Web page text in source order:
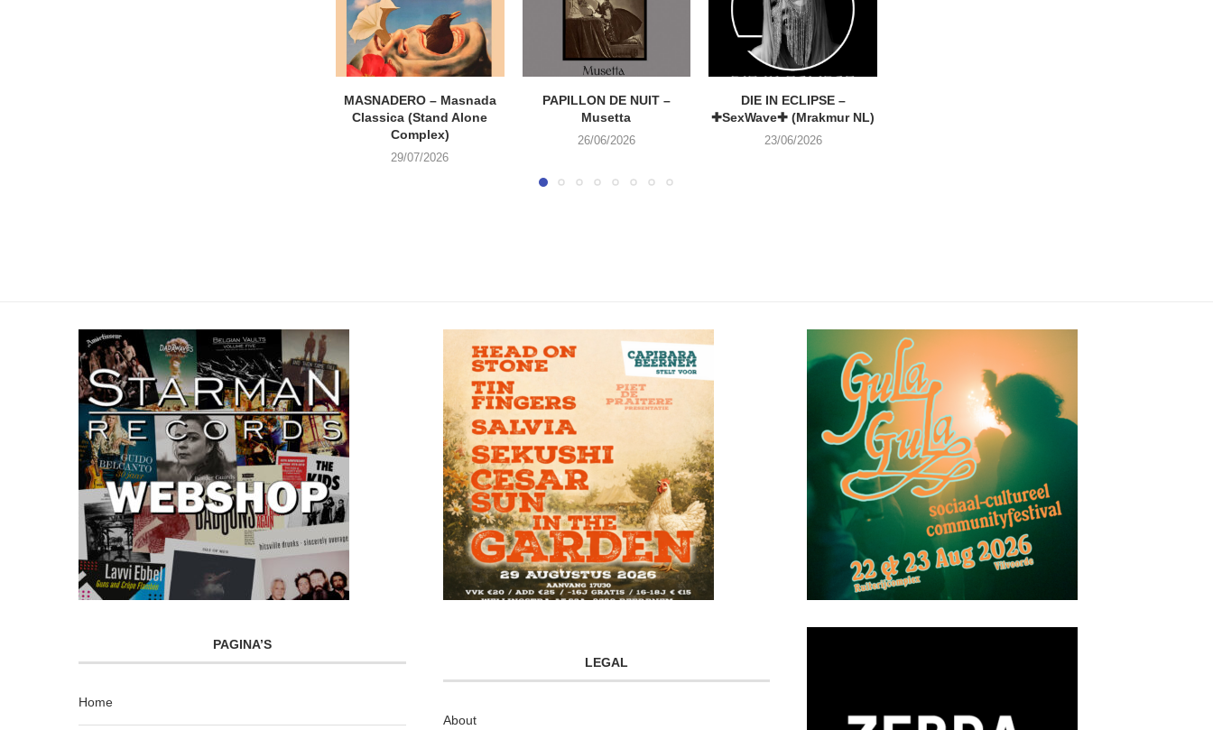
MASNADERO – Masnada
Classica (Stand Alone
Complex)
29/07/2026
PAPILLON DE NUIT –
Musetta
26/06/2026
DIE IN ECLIPSE –
✚SexWave✚ (Mrakmur NL)
23/06/2026
PAGINA’S
Home
LEGAL
About